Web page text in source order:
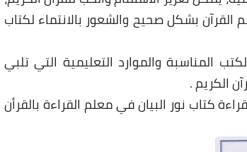
بشكل صحيح والشعور بالانتماء لكتاب
المناسبة والموارد التعليمية التي تلبي
الكريم .
كتاب نور البيان في معلم القراءة بالقرأن